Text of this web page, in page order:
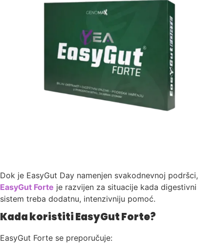
Dok je EasyGut Day namenjen svakodnevnoj podršci,
EasyGut Forte je razvijen za situacije kada digestivni
sistem treba dodatnu, intenzivniju pomoć.
Kada koristiti EasyGut Forte?
EasyGut Forte se preporučuje: